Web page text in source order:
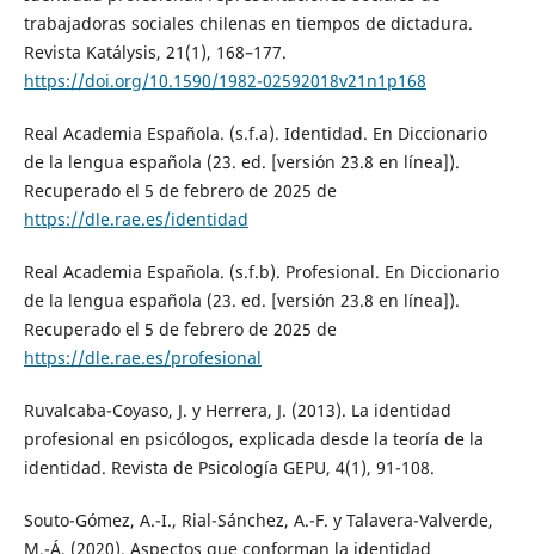
trabajadoras sociales chilenas en tiempos de dictadura.
Revista Katálysis, 21(1), 168–177.
https://doi.org/10.1590/1982-02592018v21n1p168
Real Academia Española. (s.f.a). Identidad. En Diccionario
de la lengua española (23. ed. [versión 23.8 en línea]).
Recuperado el 5 de febrero de 2025 de
https://dle.rae.es/identidad
Real Academia Española. (s.f.b). Profesional. En Diccionario
de la lengua española (23. ed. [versión 23.8 en línea]).
Recuperado el 5 de febrero de 2025 de
https://dle.rae.es/profesional
Ruvalcaba-Coyaso, J. y Herrera, J. (2013). La identidad
profesional en psicólogos, explicada desde la teoría de la
identidad. Revista de Psicología GEPU, 4(1), 91-108.
Souto-Gómez, A.-I., Rial-Sánchez, A.-F. y Talavera-Valverde,
M.-Á. (2020). Aspectos que conforman la identidad